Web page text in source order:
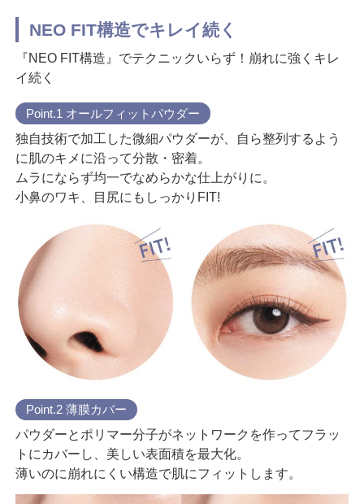
NEO FIT構造でキレイ続く
『NEO FIT構造』でテクニックいらず！崩れに強くキレ
イ続く
Point.1 オールフィットパウダー
独自技術で加工した微細パウダーが、自ら整列するよう
に肌のキメに沿って分散・密着。
ムラにならず均一でなめらかな仕上がりに。
小鼻のワキ、目尻にもしっかりFIT!
Point.2 薄膜カバー
パウダーとポリマー分子がネットワークを作ってフラッ
トにカバーし、美しい表面積を最大化。
薄いのに崩れにくい構造で肌にフィットします。